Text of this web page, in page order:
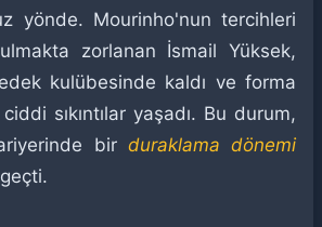
yönde. Mourinho'nun tercihleri
zorlanan İsmail Yüksek,
kulübesinde kaldı ve forma
sıkıntılar yaşadı. Bu durum,
bir duraklama dönemi